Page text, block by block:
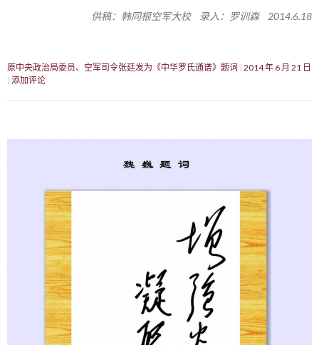
供稿：韩同根空军大校 录入：罗训森 2014.6.18
原中央政治局委员、空军司令张廷发为《中华罗氏通谱》题词 2014 年 6 月 21 日
添加评论